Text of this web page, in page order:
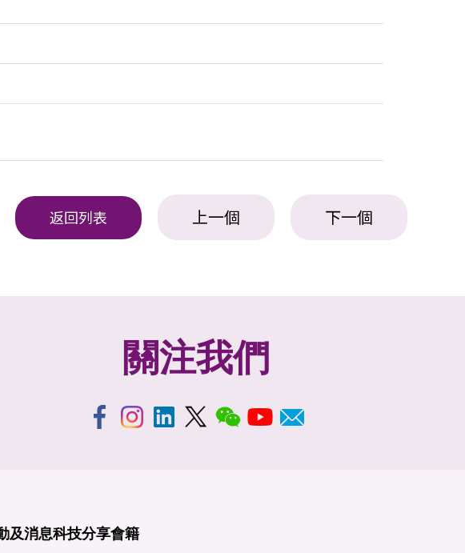
返回列表 上一個 下一個
關注我們
及消息科技分享會籍